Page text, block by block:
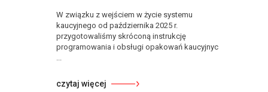
W związku z wejściem w życie systemu
kaucyjnego od października 2025 r.
przygotowaliśmy skróconą instrukcję
programowania i obsługi opakowań kaucyjnyc
czytaj więcej